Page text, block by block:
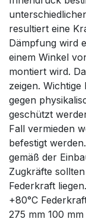
resultiert eine
Dämpfung wird
einem Winkel
montiert wird.
zeigen. Wichtige
gegen
geschützt
Fall vermieden
befestigt
gemäß der
Zugkräfte
Federkraft
+80°C
275 mm 100